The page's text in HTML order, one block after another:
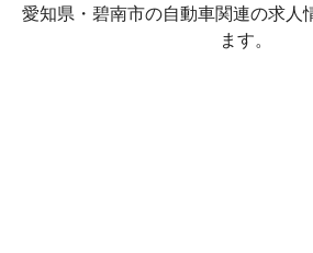
愛知県・碧南市の自動車関連の求人
ます。